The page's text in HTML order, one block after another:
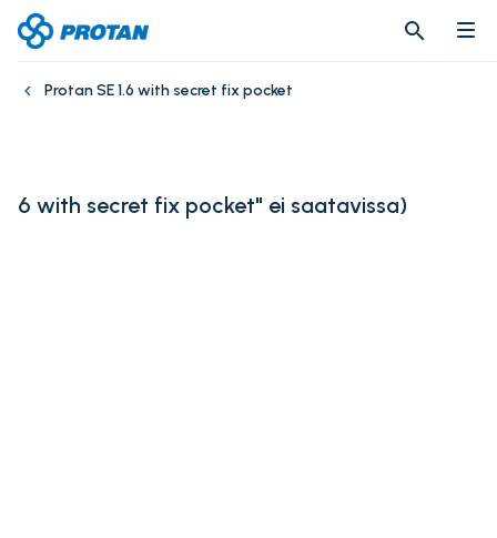
search
search
Protan SE 1.6 with secret fix pocket
6 with secret fix pocket" ei saatavissa)